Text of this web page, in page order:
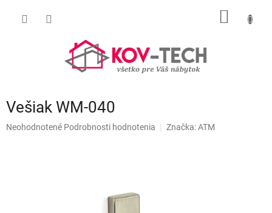
Vešiak WM-040
Priemerné
Neohodnotené Podrobnosti hodnotenia Značka:ATM